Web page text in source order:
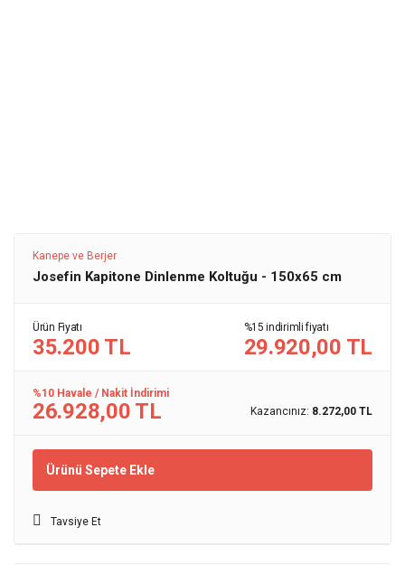
Kanepe ve Berjer
Josefin Kapitone Dinlenme Koltuğu - 150x65 cm
Ürün Fiyatı
35.200 TL
%15 indirimli fiyatı
29.920,00 TL
%10 Havale / Nakit İndirimi
26.928,00 TL Kazancınız: 8.272,00 TL
Ürünü Sepete Ekle
Tavsiye Et